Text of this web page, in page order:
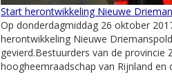
Start herontwikkeling Nieuwe
Op donderdagmiddag 26 oktober
herontwikkeling Nieuwe
gevierd.Bestuurders van de provincie
hoogheemraadschap van Rijnland en